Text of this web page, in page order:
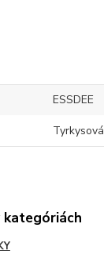
ESSDEE
Tyrkysová
kategóriách